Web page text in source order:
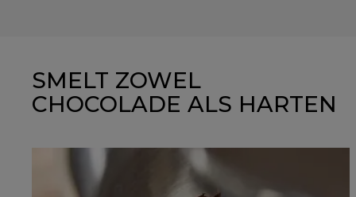
SMELT ZOWEL
CHOCOLADE ALS HARTEN